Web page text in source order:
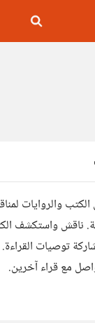
والروايات
ناقش واستكشف
توصيات
مع قراء آخرين.